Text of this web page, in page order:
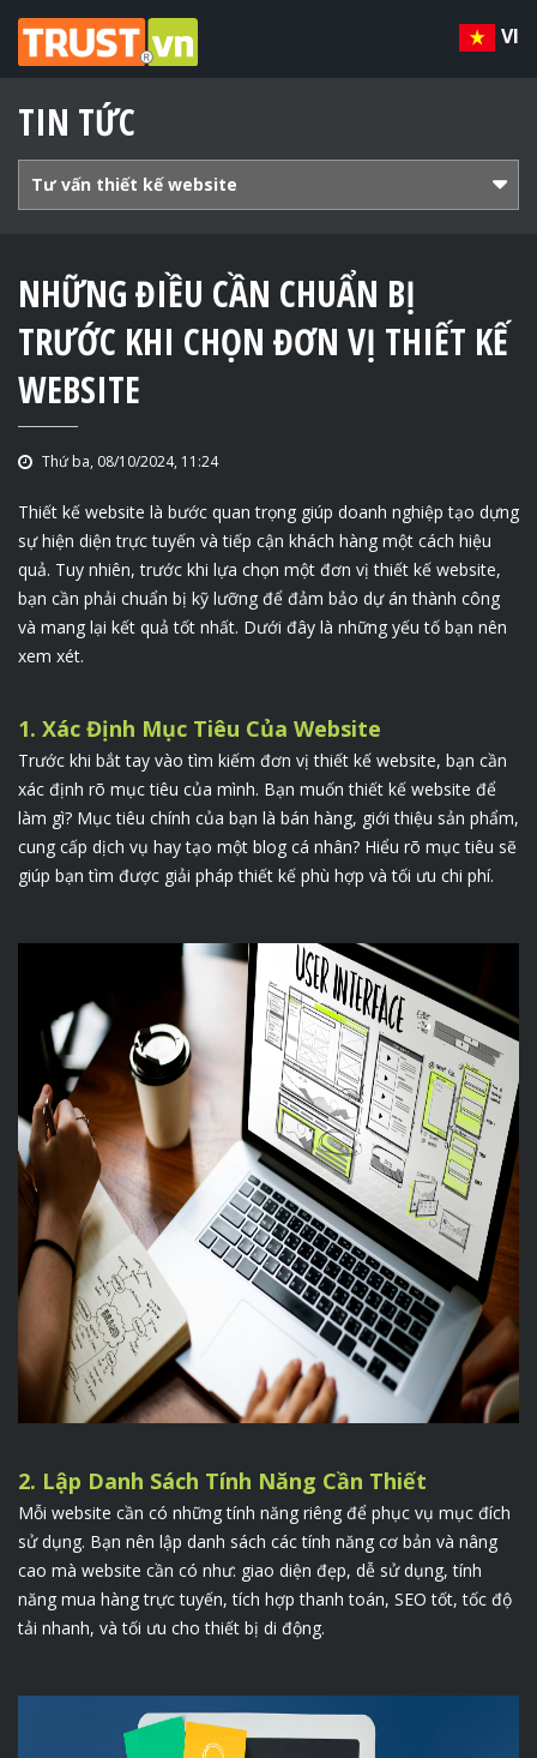
VI
TIN TỨC
Tư vấn thiết kế website
NHỮNG ĐIỀU CẦN CHUẨN BỊ
TRƯỚC KHI CHỌN ĐƠN VỊ THIẾT KẾ
WEBSITE
Thứ ba, 08/10/2024, 11:24
Thiết kế website là bước quan trọng giúp doanh nghiệp tạo dựng
sự hiện diện trực tuyến và tiếp cận khách hàng một cách hiệu
quả. Tuy nhiên, trước khi lựa chọn một đơn vị thiết kế website,
bạn cần phải chuẩn bị kỹ lưỡng để đảm bảo dự án thành công
và mang lại kết quả tốt nhất. Dưới đây là những yếu tố bạn nên
xem xét.
1. Xác Định Mục Tiêu Của Website
Trước khi bắt tay vào tìm kiếm đơn vị thiết kế website, bạn cần
xác định rõ mục tiêu của mình. Bạn muốn thiết kế website để
làm gì? Mục tiêu chính của bạn là bán hàng, giới thiệu sản phẩm,
cung cấp dịch vụ hay tạo một blog cá nhân? Hiểu rõ mục tiêu sẽ
giúp bạn tìm được giải pháp thiết kế phù hợp và tối ưu chi phí.
2. Lập Danh Sách Tính Năng Cần Thiết
Mỗi website cần có những tính năng riêng để phục vụ mục đích
sử dụng. Bạn nên lập danh sách các tính năng cơ bản và nâng
cao mà website cần có như: giao diện đẹp, dễ sử dụng, tính
năng mua hàng trực tuyến, tích hợp thanh toán, SEO tốt, tốc độ
tải nhanh, và tối ưu cho thiết bị di động.